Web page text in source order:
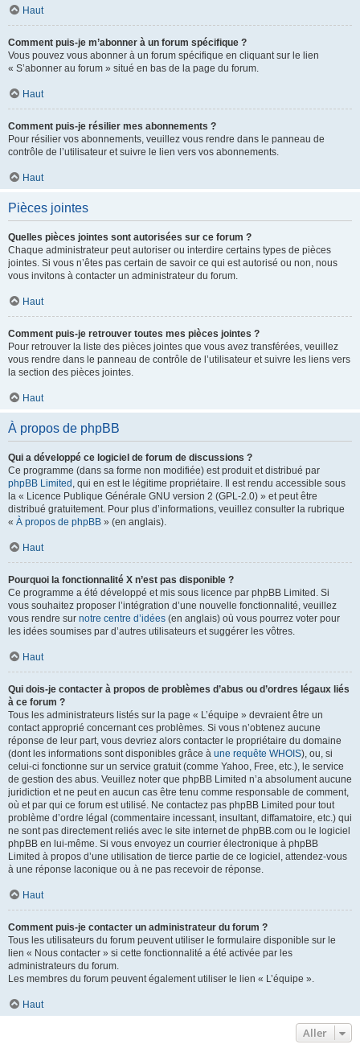
Haut
Comment puis-je m’abonner à un forum spécifique ?
Vous pouvez vous abonner à un forum spécifique en cliquant sur le lien
« S’abonner au forum » situé en bas de la page du forum.
Haut
Comment puis-je résilier mes abonnements ?
Pour résilier vos abonnements, veuillez vous rendre dans le panneau de
contrôle de l’utilisateur et suivre le lien vers vos abonnements.
Haut
Pièces jointes
Quelles pièces jointes sont autorisées sur ce forum ?
Chaque administrateur peut autoriser ou interdire certains types de pièces
jointes. Si vous n’êtes pas certain de savoir ce qui est autorisé ou non, nous
vous invitons à contacter un administrateur du forum.
Haut
Comment puis-je retrouver toutes mes pièces jointes ?
Pour retrouver la liste des pièces jointes que vous avez transférées, veuillez
vous rendre dans le panneau de contrôle de l’utilisateur et suivre les liens vers
la section des pièces jointes.
Haut
À propos de phpBB
Qui a développé ce logiciel de forum de discussions ?
Ce programme (dans sa forme non modifiée) est produit et distribué par
phpBB Limited , qui en est le légitime propriétaire. Il est rendu accessible sous
la « Licence Publique Générale GNU version 2 (GPL-2.0) » et peut être
distribué gratuitement. Pour plus d’informations, veuillez consulter la rubrique
« À propos de phpBB » (en anglais).
Haut
Pourquoi la fonctionnalité X n’est pas disponible ?
Ce programme a été développé et mis sous licence par phpBB Limited. Si
vous souhaitez proposer l’intégration d’une nouvelle fonctionnalité, veuillez
vous rendre sur notre centre d’idées (en anglais) où vous pourrez voter pour
les idées soumises par d’autres utilisateurs et suggérer les vôtres.
Haut
Qui dois-je contacter à propos de problèmes d’abus ou d’ordres légaux liés
à ce forum ?
Tous les administrateurs listés sur la page « L’équipe » devraient être un
contact approprié concernant ces problèmes. Si vous n’obtenez aucune
réponse de leur part, vous devriez alors contacter le propriétaire du domaine
(dont les informations sont disponibles grâce à une requête WHOIS), ou, si
celui-ci fonctionne sur un service gratuit (comme Yahoo, Free, etc.), le service
de gestion des abus. Veuillez noter que phpBB Limited n’a absolument aucune
juridiction et ne peut en aucun cas être tenu comme responsable de comment,
où et par qui ce forum est utilisé. Ne contactez pas phpBB Limited pour tout
problème d’ordre légal (commentaire incessant, insultant, diffamatoire, etc.) qui
ne sont pas directement reliés avec le site internet de phpBB.com ou le logiciel
phpBB en lui-même. Si vous envoyez un courrier électronique à phpBB
Limited à propos d’une utilisation de tierce partie de ce logiciel, attendez-vous
à une réponse laconique ou à ne pas recevoir de réponse.
Haut
Comment puis-je contacter un administrateur du forum ?
Tous les utilisateurs du forum peuvent utiliser le formulaire disponible sur le
lien « Nous contacter » si cette fonctionnalité a été activée par les
administrateurs du forum.
Les membres du forum peuvent également utiliser le lien « L’équipe ».
Haut
Aller